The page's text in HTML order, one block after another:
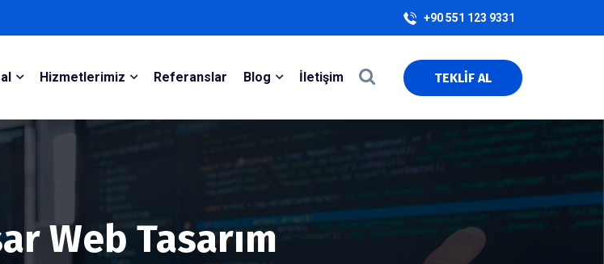
+90 551 123 9331
Hizmetlerimiz Referanslar Blog İletişim TEKLİF AL
Web Tasarım